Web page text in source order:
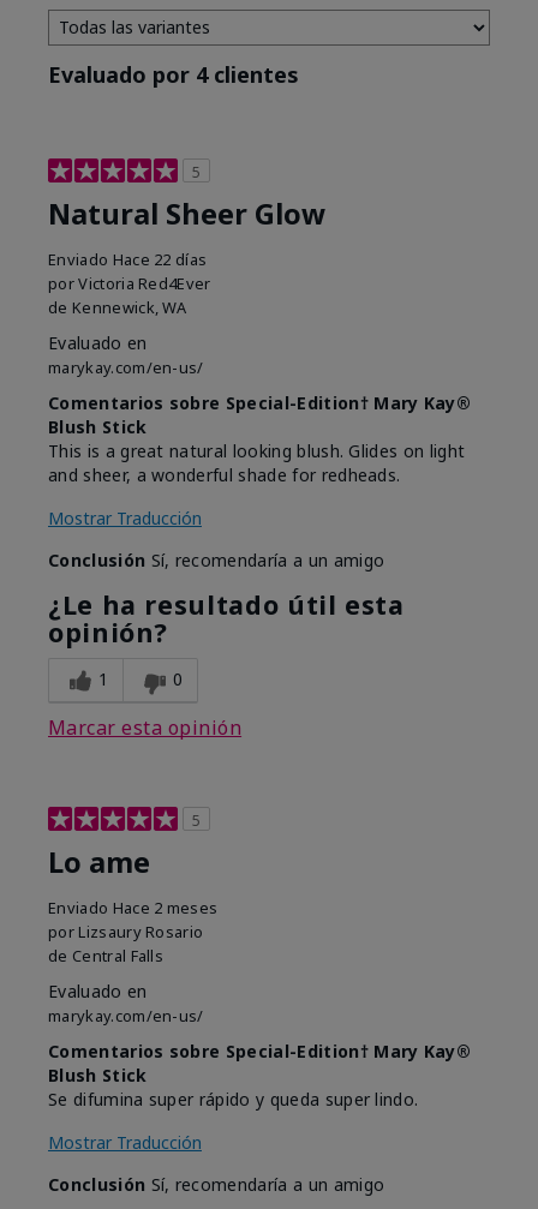
Evaluado por 4 clientes
5
Natural Sheer Glow
Enviado Hace 22 días
porVictoria Red4Ever
de Kennewick, WA
Evaluado en
marykay.com/en-us/
Comentarios sobre Special-Edition† Mary Kay®
Blush Stick
This is a great natural looking blush. Glides on light
and sheer, a wonderful shade for redheads.
Mostrar Traducción
Conclusión Sí, recomendaría a un amigo
¿Le ha resultado útil esta
opinión?
1 0
Marcar esta opinión
5
Lo ame
Enviado Hace 2 meses
por Lizsaury Rosario
de Central Falls
Evaluado en
marykay.com/en-us/
Comentarios sobre Special-Edition† Mary Kay®
Blush Stick
Se difumina super rápido y queda super lindo.
Mostrar Traducción
Conclusión Sí, recomendaría a un amigo